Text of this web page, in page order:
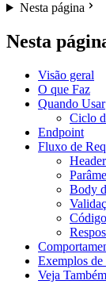
Nesta página
Nesta
Visão geral
O que Faz
Quando Usar
Ciclo
Endpoint
Fluxo de
Body
Exemplos
Veja Também